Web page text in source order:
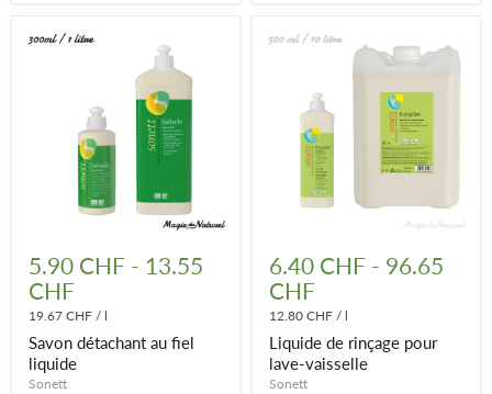
détachant
au
fiel
liquide
5.90 CHF - 13.55
CHF
19.67 CHF / l
Savon détachant au fiel
liquide
Sonett
de
rinçage
pour
lave-
vaisselle
6.40 CHF - 96.65
CHF
12.80 CHF / l
Liquide de rinçage pour
lave-vaisselle
Sonett